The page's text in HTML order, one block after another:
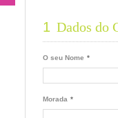
1 Dados do
O seu Nome *
Morada *